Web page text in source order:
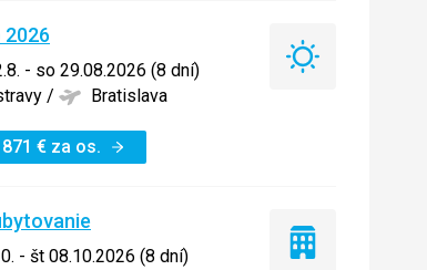
2026
- so 29.08.2026 (8 dní)
/ Bratislava
871 € za os.
Leto
- št 08.10.2026 (8 dní)
Iba